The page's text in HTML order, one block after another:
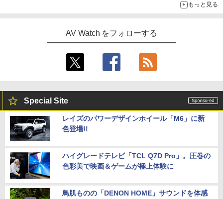
もっと見る
AV Watch をフォローする
Special Site
レイズのパワーデザインホイール「M6」に新
色登場!!
ハイグレードテレビ「TCL Q7D Pro」。圧巻の
色彩美で映画＆ゲームが極上体験に
鳥肌ものの「DENON HOME」サウンドを体感